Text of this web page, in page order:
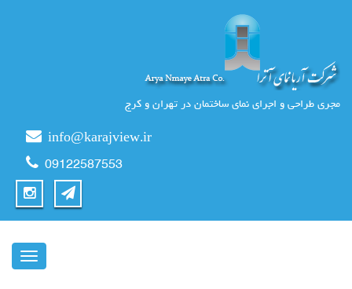
مجری طراحی و اجرای نمای ساختمان در تهران و کرج
info@karajview.ir
09122587553
ناوبری